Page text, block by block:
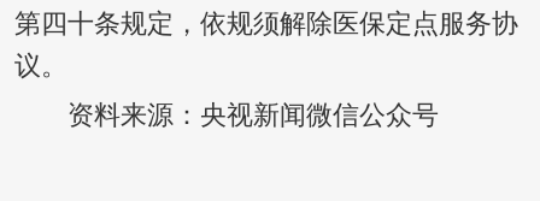
第四十条规定，依规须解除医保定点服务协
议。
资料来源：央视新闻微信公众号